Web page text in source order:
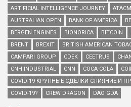
ARTIFICIAL INTELLIGENCE JOURNEY
AUSTRALIAN OPEN
BANK OF AMERICA
BERGEN ENGINES
BIONORICA BITCOIN
BRENT
BREXIT BRITISH AMERICAN
CAMPARI GROUP
CDEK CEETRUS
CNH INDUSTRIAL
CNN COCA-COLA
COVID-19 КРУПНЫЕ СДЕЛКИ СЛИЯНИЕ И
COVID-19?
CREW DRAGON DAO GDA